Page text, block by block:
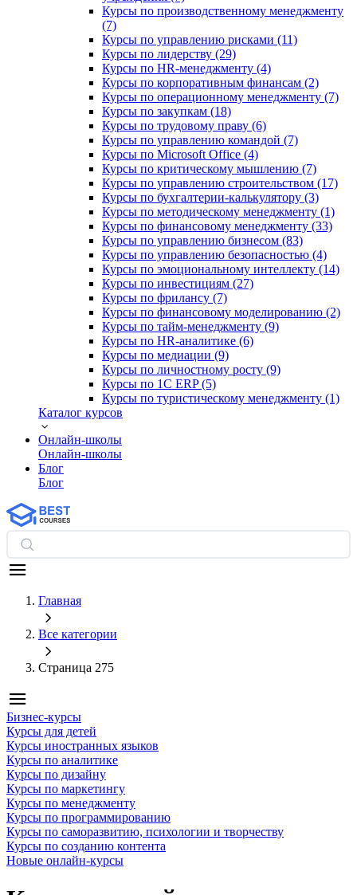
Курсы по производственному менеджменту
(7)
Курсы по управлению рисками (11)
Курсы по лидерству (29)
Курсы по HR-менеджменту (4)
Курсы по корпоративным финансам (2)
Курсы по операционному менеджменту (7)
Курсы по закупкам (18)
Курсы по трудовому праву (6)
Курсы по управлению командой (7)
Курсы по Microsoft Office (4)
Курсы по критическому мышлению (7)
Курсы по управлению строительством (17)
Курсы по бухгалтерии-калькулятору (3)
Курсы по методическому менеджменту (1)
Курсы по финансовому менеджменту (33)
Курсы по управлению бизнесом (83)
Курсы по управлению безопасностью (4)
Курсы по эмоциональному интеллекту (14)
Курсы по инвестициям (27)
Курсы по фрилансу (7)
Курсы по финансовому моделированию (2)
Курсы по тайм-менеджменту (9)
Курсы по HR-аналитике (6)
Курсы по медиации (9)
Курсы по личностному росту (9)
Курсы по 1С ERP (5)
Курсы по туристическому менеджменту (1)
Каталог курсов
Онлайн-школы
Онлайн-школы
Блог
Блог
Главная
Все категории
Страница 275
Бизнес-курсы
Курсы для детей
Курсы иностранных языков
Курсы по аналитике
Курсы по дизайну
Курсы по маркетингу
Курсы по менеджменту
Курсы по программированию
Курсы по саморазвитию, психологии и творчеству
Курсы по созданию контента
Новые онлайн‑курсы